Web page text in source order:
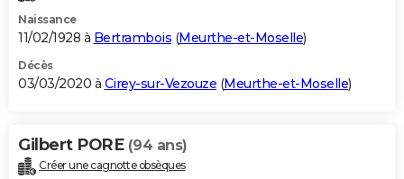
Naissance
11/02/1928 à Bertrambois (Meurthe-et-Moselle)
Décès
03/03/2020 à Cirey-sur-Vezouze (Meurthe-et-Moselle)
Gilbert PORE (94 ans)
Créer une cagnotte obsèques